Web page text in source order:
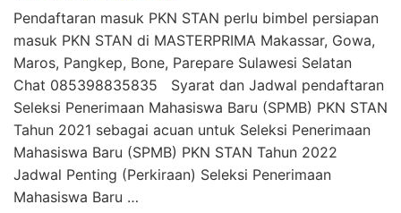
Pendaftaran masuk PKN STAN perlu bimbel persiapan
masuk PKN STAN di MASTERPRIMA Makassar, Gowa,
Maros, Pangkep, Bone, Parepare Sulawesi Selatan
Chat 085398835835 Syarat dan Jadwal pendaftaran
Seleksi Penerimaan Mahasiswa Baru (SPMB) PKN STAN
Tahun 2021 sebagai acuan untuk Seleksi Penerimaan
Mahasiswa Baru (SPMB) PKN STAN Tahun 2022
Jadwal Penting (Perkiraan) Seleksi Penerimaan
Mahasiswa Baru …